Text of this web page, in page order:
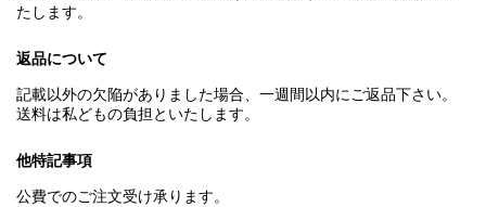
たします。
返品について
記載以外の欠陥がありました場合、一週間以内にご返品下さい。
送料は私どもの負担といたします。
他特記事項
公費でのご注文受け承ります。